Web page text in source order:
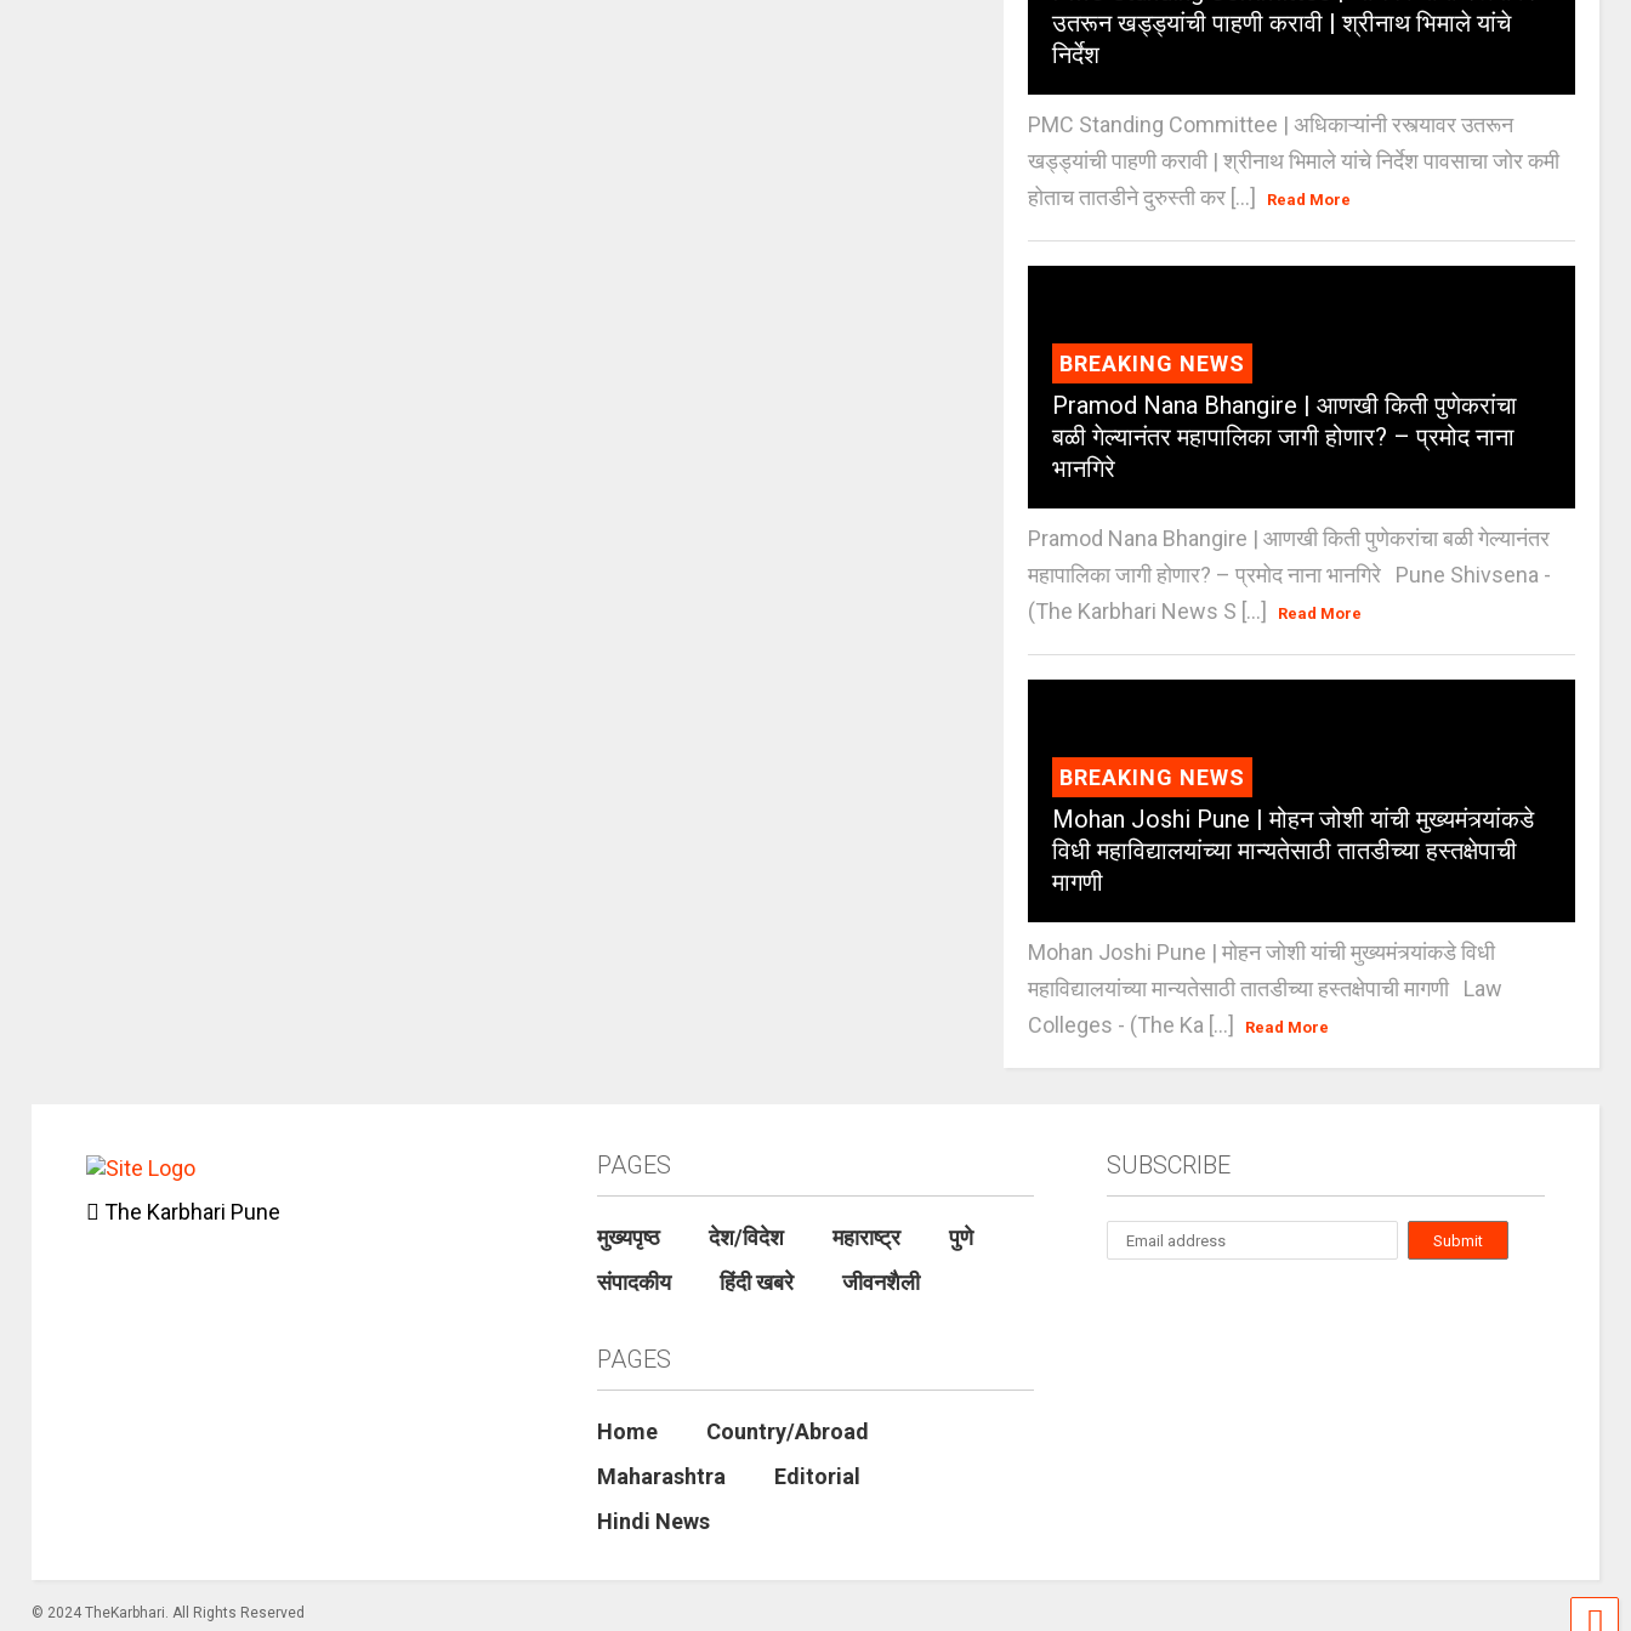
उतरून खड्ड्यांची पाहणी करावी | श्रीनाथ भिमाले यांचे
निर्देश
PMC Standing Committee | अधिकाऱ्यांनी रस्त्यावर उतरून
खड्ड्यांची पाहणी करावी | श्रीनाथ भिमाले यांचे निर्देश पावसाचा जोर कमी
होताच तातडीने दुरुस्ती कर [...]
Read More
BREAKING NEWS
Pramod Nana Bhangire | आणखी किती पुणेकरांचा
बळी गेल्यानंतर महापालिका जागी होणार? – प्रमोद नाना
भानगिरे
Pramod Nana Bhangire | आणखी किती पुणेकरांचा बळी गेल्यानंतर
महापालिका जागी होणार? – प्रमोद नाना भानगिरे Pune Shivsena -
(The Karbhari News S [...]
Read More
BREAKING NEWS
Mohan Joshi Pune | मोहन जोशी यांची मुख्यमंत्र्यांकडे
विधी महाविद्यालयांच्या मान्यतेसाठी तातडीच्या हस्तक्षेपाची
मागणी
Mohan Joshi Pune | मोहन जोशी यांची मुख्यमंत्र्यांकडे विधी
महाविद्यालयांच्या मान्यतेसाठी तातडीच्या हस्तक्षेपाची मागणी Law
Colleges - (The Ka [...]
Read More
The Karbhari Pune
PAGES
मुख्यपृष्ठ देश/विदेश महाराष्ट्र
पुणे
संपादकीय
हिंदी खबरे जीवनशैली
PAGES
Home
Country/Abroad
Maharashtra
Editorial
Hindi News
SUBSCRIBE
© 2024 TheKarbhari. All Rights Reserved